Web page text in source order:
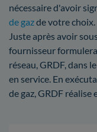
nécessaire d'avoir
de gazde votre choix.
Juste après avoir
fournisseur
réseau, GRDF, dans
en service. En
de gaz, GRDF